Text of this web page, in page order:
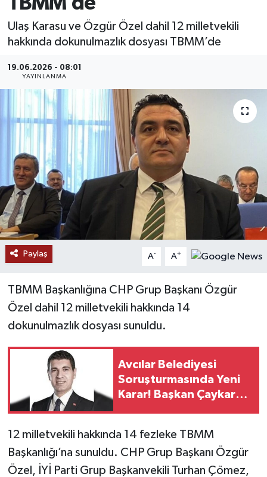
Ulaş Karasu ve Özgür Özel dahil 12 milletvekili
hakkında dokunulmazlık dosyası TBMM’de
19.06.2026 - 08:01
YAYINLANMA
Paylaş A- A+
TBMM Başkanlığına CHP Grup Başkanı Özgür
Özel dahil 12 milletvekili hakkında 14
dokunulmazlık dosyası sunuldu.
Avcılar Belediyesi
Soruşturmasında Yeni
Karar! Başkan Çaykara
12 milletvekili hakkında 14 fezleke TBMM
Başkanlığı’na sunuldu. CHP Grup Başkanı Özgür
Özel, İYİ Parti Grup Başkanvekili Turhan Çömez,
MAGAZİN
SAĞLIK
SİYASET
SOSYAL YARDIMLAR
SPONSORLU YAZI
SPOR
TEKNOLOJİ
YAŞAM